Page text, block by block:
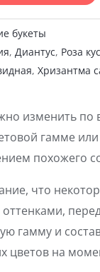
букеты
, Диантус, Роза
, Хризантма
изменить по
гамме
похожего
что
оттенками,
гамму и
цветов на